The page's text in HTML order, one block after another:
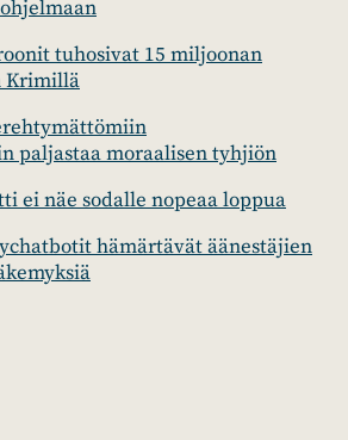
tuhosivat 15 miljoonan
Krimillä
paljastaa moraalisen tyhjiön
ei näe sodalle nopeaa loppua
hämärtävät äänestäjien